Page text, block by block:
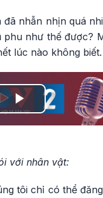
nhẫn nhịn quá
như thế được?
lúc nào không biết.
Play
với nhân vật:
tôi chỉ có thể